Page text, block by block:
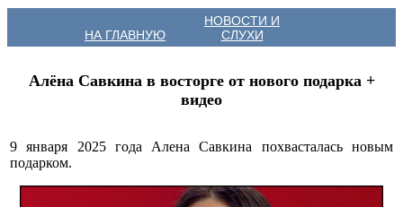
НА ГЛАВНУЮ
НОВОСТИ И
СЛУХИ
Алёна Савкина в восторге от нового подарка +
видео
9 января 2025 года Алена Савкина похвасталась новым
подарком.